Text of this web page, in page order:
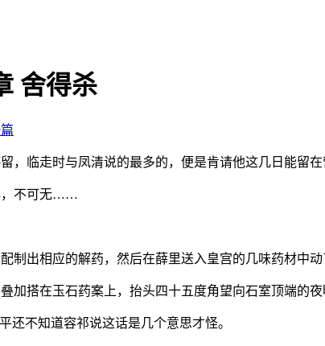
舍得杀
，临走时与凤清说的最多的，便是肯请他这几日能留
，不可无……
制出相应的解药，然后在薛里送入皇宫的几味药材中
加搭在玉石药案上，抬头四十五度角望向石室顶端的
还不知道容祁说这话是几个意思才怪。